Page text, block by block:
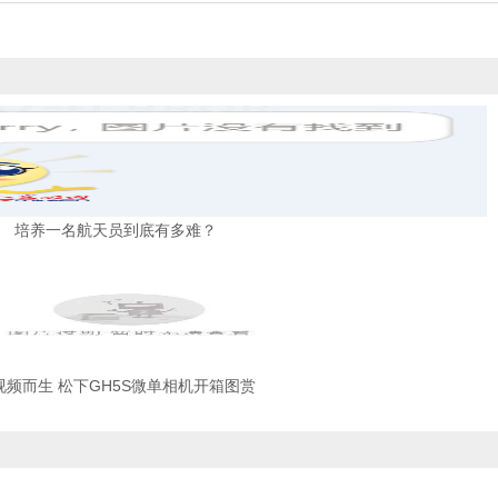
培养一名航天员到底有多难？
频而生 松下GH5S微单相机开箱图赏